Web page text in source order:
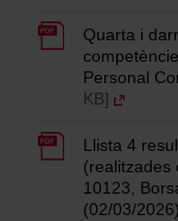
Quarta i
Personal
KB]
Llista 4
(realitzades
10123,
(02/03/2026)